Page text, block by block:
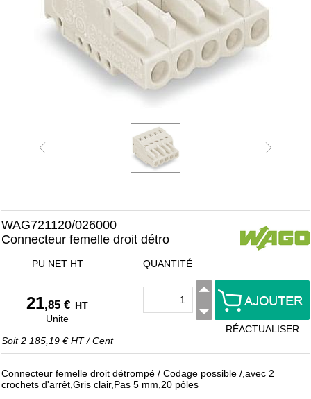
WAG721120/026000
Connecteur femelle droit détro
PU NET HT
21,85 € HT
Unite
Soit2 185,19 € HT/Cent
QUANTITÉ
RÉACTUALISER
Connecteur femelle droit détrompé / Codage possible /,avec 2
crochets d'arrêt,Gris clair,Pas 5 mm,20 pôles